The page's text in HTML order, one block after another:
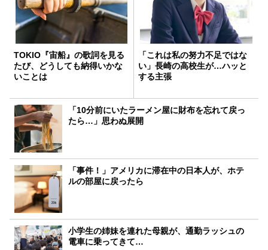
TOKIO『宙船』の歌詞を見る
たび、どうしても納得いかな
いことは
「これは私の努力不足ではな
い」長崎の高校生が…ハッと
する主張
「10分前にいたラーメン屋に財布を忘れて戻っ
たら…」思わぬ展開
「事件！」アメリカに滞在中の日本人が、ホテ
ルの部屋に戻ったら
小学生の姉妹を連れた母親が、通勤ラッシュの
電車に乗ってきて…